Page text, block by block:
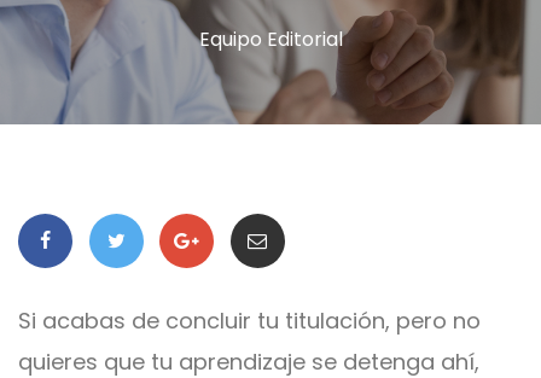
Equipo Editorial
Si acabas de concluir tu titulación, pero no
quieres que tu aprendizaje se detenga ahí,